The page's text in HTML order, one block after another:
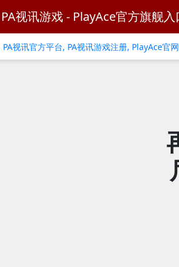
PA视讯游戏 - PlayAce官方旗舰入
PA视讯官方平台, PA视讯游戏注册, PlayAce官